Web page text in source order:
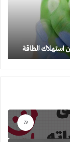
استهلاك الطاقة
73